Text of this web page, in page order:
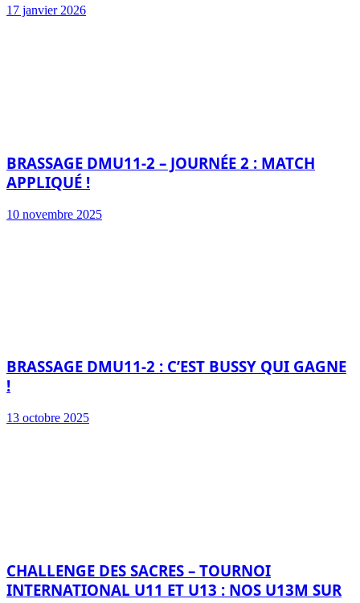
17 janvier 2026
BRASSAGE DMU11-2 – JOURNÉE 2 : MATCH
APPLIQUÉ !
10 novembre 2025
BRASSAGE DMU11-2 : C’EST BUSSY QUI GAGNE
!
13 octobre 2025
CHALLENGE DES SACRES – TOURNOI
INTERNATIONAL U11 ET U13 : NOS U13M SUR